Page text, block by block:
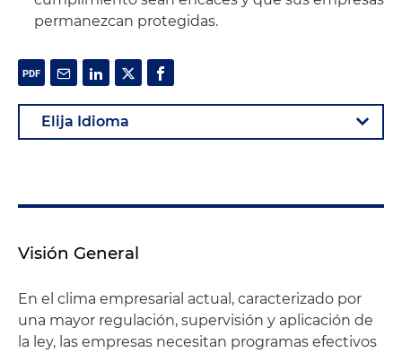
permanezcan protegidas.
Visión General
En el clima empresarial actual, caracterizado por
una mayor regulación, supervisión y aplicación de
la ley, las empresas necesitan programas efectivos